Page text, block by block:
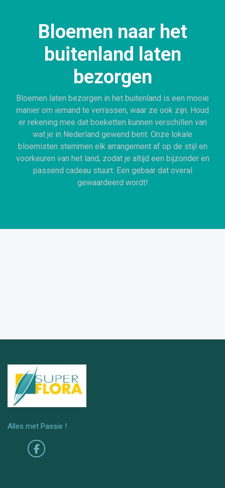
Bloemen naar het
buitenland laten
bezorgen
Bloemen laten bezorgen in het buitenland is een mooie
manier om iemand te verrassen, waar ze ook zijn. Houd
er rekening mee dat boeketten kunnen verschillen van
wat je in Nederland gewend bent. Onze lokale
bloemisten stemmen elk arrangement af op de stijl en
voorkeuren van het land, zodat je altijd een bijzonder en
passend cadeau stuurt. Een gebaar dat overal
gewaardeerd wordt!
Alles met Passie !